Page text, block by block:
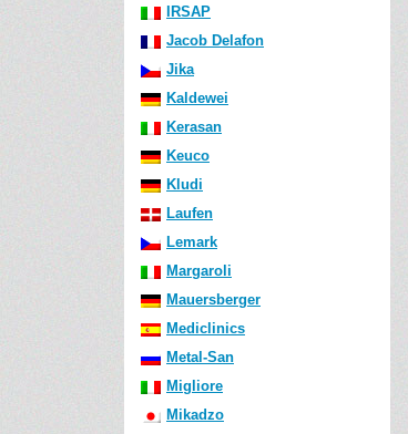
IRSAP
Jacob Delafon
Jika
Kaldewei
Kerasan
Keuco
Kludi
Laufen
Lemark
Margaroli
Mauersberger
Mediclinics
Metal-San
Migliore
Mikadzo